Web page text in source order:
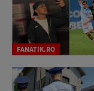
FANATIK.RO